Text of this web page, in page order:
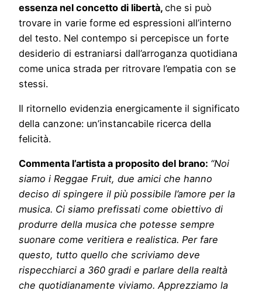
essenza nel concetto di libertà, che si può
trovare in varie forme ed espressioni all’interno
del testo. Nel contempo si percepisce un forte
desiderio di estraniarsi dall’arroganza quotidiana
come unica strada per ritrovare l’empatia con se
stessi.
Il ritornello evidenzia energicamente il significato
della canzone: un’instancabile ricerca della
felicità.
Commenta l’artista a proposito del brano: “Noi
siamo i Reggae Fruit, due amici che hanno
deciso di spingere il più possibile l’amore per la
musica. Ci siamo prefissati come obiettivo di
produrre della musica che potesse sempre
suonare come veritiera e realistica. Per fare
questo, tutto quello che scriviamo deve
rispecchiarci a 360 gradi e parlare della realtà
che quotidianamente viviamo. Apprezziamo la